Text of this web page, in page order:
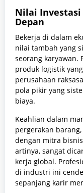
Nilai Investasi
Depan
Bekerja di dalam
nilai tambah yang
seorang karyawan.
produk logistik
perusahaan
pola pikir yang
biaya.
Keahlian dalam
pergerakan
dengan mitra
artinya, sangat
kerja global.
di industri ini
sepanjang karir